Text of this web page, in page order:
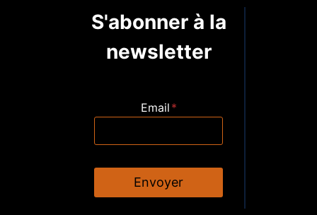
S'abonner à la
newsletter
Email *
Envoyer